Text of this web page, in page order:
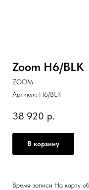
Zoom H6/BLK
ZOOM
Артикул: H6/BLK
38 920 р.
В корзину
Время записи На карту